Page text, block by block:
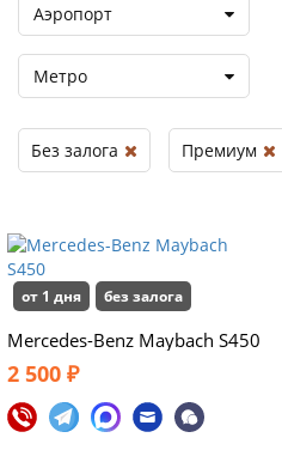
от 1 дня без залога
Mercedes-Benz Maybach S450
2 500 ₽
Аэропорт
Метро
Без залога Премиум